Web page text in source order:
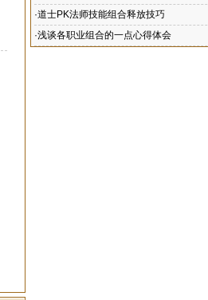
·道士PK法师技能组合释放技巧
·浅谈各职业组合的一点心得体会